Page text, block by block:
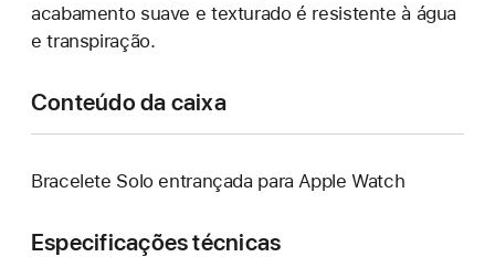
acabamento suave e texturado é resistente à água
e transpiração.
Conteúdo da caixa
Bracelete Solo entrançada para Apple Watch
Especificações técnicas